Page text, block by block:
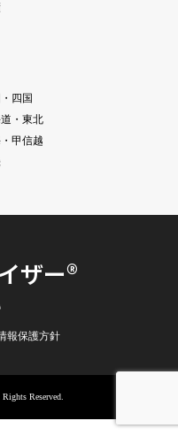
四国
・東北
甲信越
ザー®
報保護方針
Reserved.